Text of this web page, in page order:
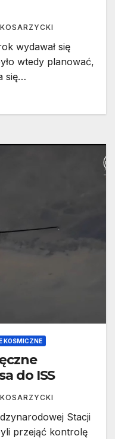
wydawał się
wtedy planować,
się…
KOSMICZNE
do ISS
Stacji
przejąć kontrolę